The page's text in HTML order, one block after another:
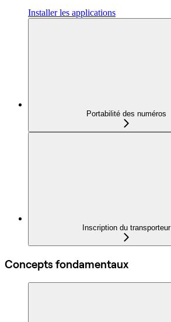
Installer les applications
Portabilité des numéros
Inscription du transporteur
Concepts fondamentaux